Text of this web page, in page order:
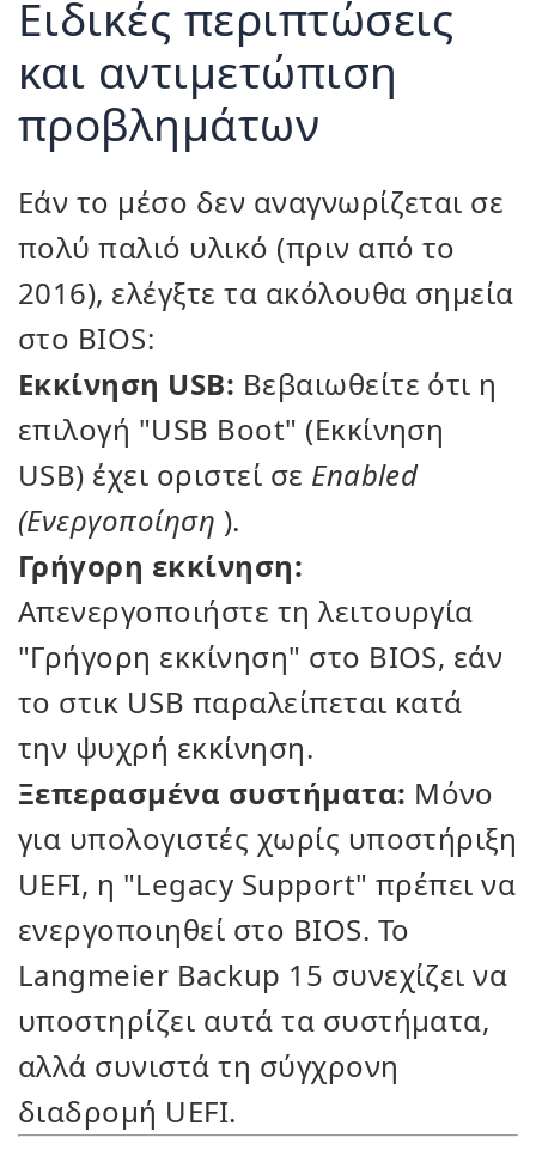
Ειδικές περιπτώσεις
και αντιμετώπιση
προβλημάτων
Εάν το μέσο δεν αναγνωρίζεται σε
πολύ παλιό υλικό (πριν από το
2016), ελέγξτε τα ακόλουθα σημεία
στο BIOS:
Εκκίνηση USB: Βεβαιωθείτε ότι η
επιλογή "USB Boot" (Εκκίνηση
USB) έχει οριστεί σε Enabled
(Ενεργοποίηση ).
Γρήγορη εκκίνηση:
Απενεργοποιήστε τη λειτουργία
"Γρήγορη εκκίνηση" στο BIOS, εάν
το στικ USB παραλείπεται κατά
την ψυχρή εκκίνηση.
Ξεπερασμένα συστήματα: Μόνο
για υπολογιστές χωρίς υποστήριξη
UEFI, η "Legacy Support" πρέπει να
ενεργοποιηθεί στο BIOS. Το
Langmeier Backup 15 συνεχίζει να
υποστηρίζει αυτά τα συστήματα,
αλλά συνιστά τη σύγχρονη
διαδρομή UEFI.